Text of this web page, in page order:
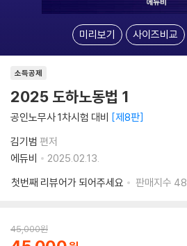
미리보기 사이즈비교
소득공제
2025 도하노동법 1
공인노무사 1차시험 대비 제8판
김기범 편저
에듀비
2025.02.13.
첫번째 리뷰어가 되어주세요
판매지수 48
45,000원